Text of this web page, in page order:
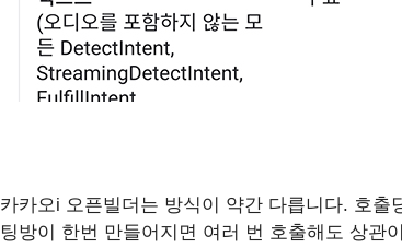
카카오i 오픈빌더는 방식이 약간 다릅니다. 호출
팅방이 한번 만들어지면 여러 번 호출해도 상관